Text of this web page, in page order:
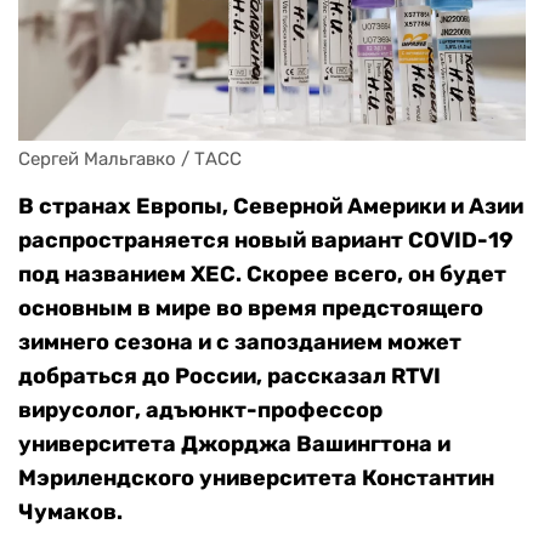
Сергей Мальгавко / ТАСС
В странах Европы, Северной Америки и Азии
распространяется новый вариант СOVID-19
под названием XEC. Скорее всего, он будет
основным в мире во время предстоящего
зимнего сезона и с запозданием может
добраться до России, рассказал RTVI
вирусолог, адъюнкт-профессор
университета Джорджа Вашингтона и
Мэрилендского университета Константин
Чумаков.